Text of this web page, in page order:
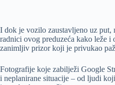
I dok je vozilo zaustavljeno uz
radnici ovog preduzeća kako leže i
zanimljiv prizor koji je privukao
Fotografije koje zabilježi Google
i neplanirane situacije – od ljudi